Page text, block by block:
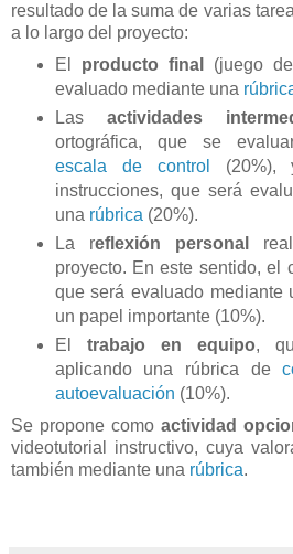
resultado de la suma de varias
a lo largo del proyecto:
El producto final (juego
evaluado mediante una
Las actividades
ortográfica, que se
escala de control
(20%),
instrucciones, que será
una rúbrica (20%).
La reflexión personal
proyecto. En este sentido, el
que será evaluado mediante
un papel importante (10%).
El trabajo en equipo,
aplicando una rúbrica de
autoevaluación (10%).
Se propone como actividad
videotutorial instructivo, cuya
también mediante una rúbrica.